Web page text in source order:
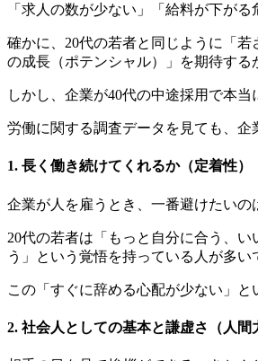
「求人の数が少ない」「給料が下が
確かに、20代の若者と同じように「
の成長（ポテンシャル）」を期待する
しかし、企業が40代の中途採用で本
労働に関する調査データを見ても、企
1. 長く働き続けてくれるか（定着性）
企業が人を雇うとき、一番避けたいの
20代の若者は「もっと自分に合う、
う」という覚悟を持っている人が多い
この「すぐに辞める心配が少ない」
2. 社会人としての基本と謙虚さ（人間